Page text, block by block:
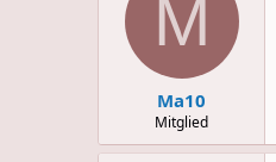
M
Ma10
Mitglied